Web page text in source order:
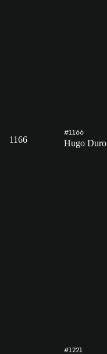
1166
#1166
Hugo Duro
#1221